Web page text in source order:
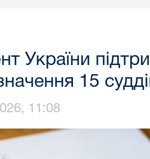
України
15
11:08